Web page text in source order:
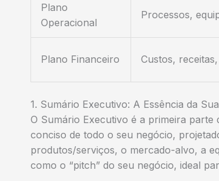
Plano
Operacional
Processos,
Plano Financeiro Custos,
1. Sumário Executivo: A Essência da
O Sumário Executivo é a primeira
conciso de todo o seu negócio,
produtos/serviços, o mercado-alvo, a
como o “pitch” do seu negócio, ideal